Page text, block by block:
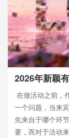
2026年新颖
在做活动之前，
一个问题，当来
先来自于哪个环
要，而对于活动